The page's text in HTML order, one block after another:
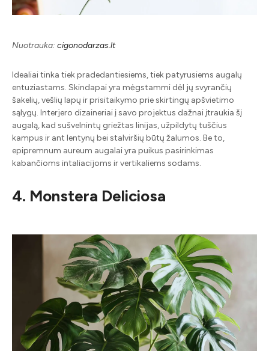
Nuotrauka: cigonodarzas.lt
Idealiai tinka tiek pradedantiesiems, tiek patyrusiems augalų
entuziastams. Skindapai yra mėgstammi dėl jų svyrančių
šakelių, vešlių lapų ir prisitaikymo prie skirtingų apšvietimo
sąlygų. Interjero dizaineriai į savo projektus dažnai įtraukia šį
augalą, kad sušvelnintų griežtas linijas, užpildytų tuščius
kampus ir ant lentynų bei stalviršių būtų žalumos. Be to,
epipremnum aureum augalai yra puikus pasirinkimas
kabančioms intaliacijoms ir vertikaliems sodams.
4. Monstera Deliciosa